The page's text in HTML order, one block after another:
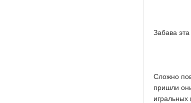
Забава
Сложно
пришли
игральных